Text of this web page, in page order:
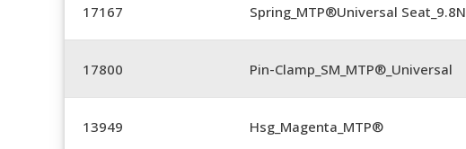
17167 Spring_MTP®Universal Seat_9.8N
17800 Pin-Clamp_SM_MTP®_Universal
13949 Hsg_Magenta_MTP®